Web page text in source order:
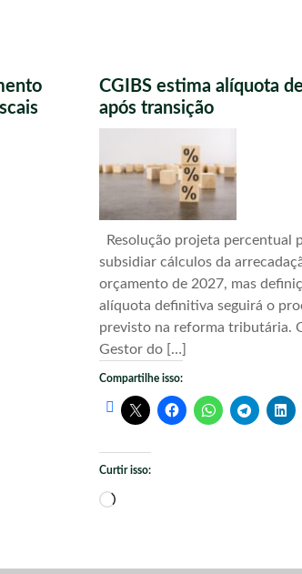
CGIBS estima alíquota
após transição
Resolução projeta percentual
subsidiar cálculos da
orçamento de 2027, mas
alíquota definitiva seguirá o
previsto na reforma tributária.
Gestor do […]
Compartilhe isso:
Curtir isso:
Carregando...